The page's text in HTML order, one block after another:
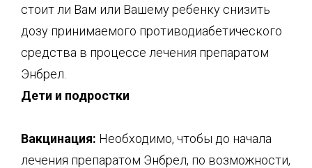
стоит ли Вам или Вашему ребенку снизить
дозу принимаемого противодиабетического
средства в процессе лечения препаратом
Энбрел.
Дети и подростки
Вакцинация: Необходимо, чтобы до начала
лечения препаратом Энбрел, по возможности,